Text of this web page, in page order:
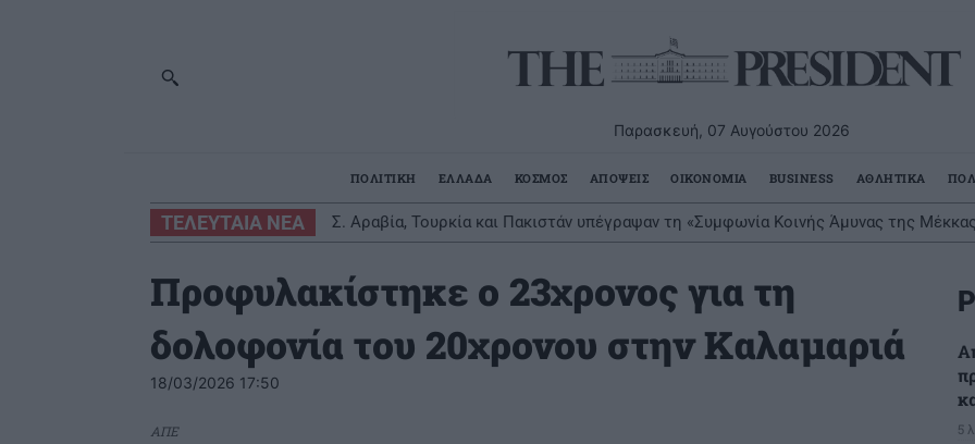
Παρασκευή, 07 Αυγούστου 2026
ΠΟΛΙΤΙΚΗ ΕΛΛΑΔΑ ΚΟΣΜΟΣ ΑΠΟΨΕΙΣ ΟΙΚΟΝΟΜΙΑ BUSINESS ΑΘΛΗΤΙΚΑ
ΤΕΛΕΥΤΑΙΑ ΝΕΑ
Σ. Αραβία, Τουρκία και Πακιστάν υπέγραψαν τη «Συμφωνία Κοινής Άμυνας της
θα θεωρείται επίθεση εναντίον όλων»
Προφυλακίστηκε ο 23χρονος για τη
δολοφονία του 20χρονου στην Καλαμαριά
18/03/2026 17:50
ΑΠΕ 5